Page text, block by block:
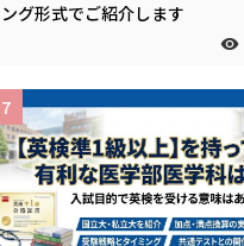
ング形式でご紹介します
7